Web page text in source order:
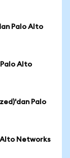
Palo Alto
Alto
Palo
Networks